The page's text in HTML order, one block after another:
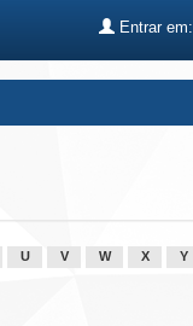
Entrar em:
U V W X Y